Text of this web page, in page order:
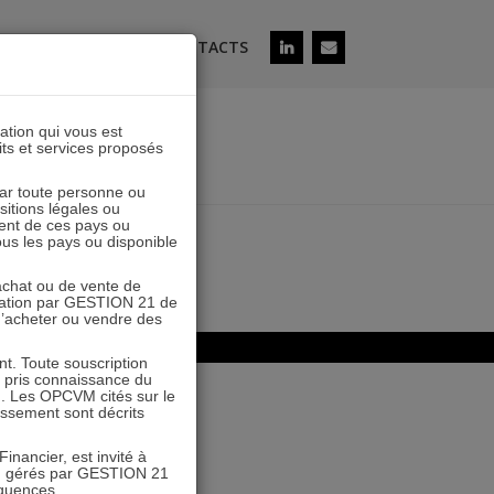
CONTACTS
qui vous est
et services proposés
toute personne ou
légales ou
de ces pays ou
les pays ou disponible
ou de vente de
par GESTION 21 de
ou vendre des
Toute souscription
connaissance du
Les OPCVM cités sur le
sont décrits
est invité à
par GESTION 21